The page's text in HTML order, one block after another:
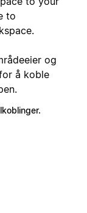
to
og
å koble